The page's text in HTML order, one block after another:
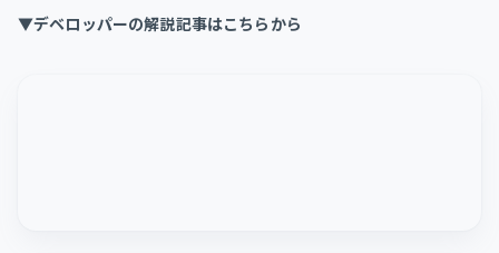
▼デベロッパーの解説記事はこちらから